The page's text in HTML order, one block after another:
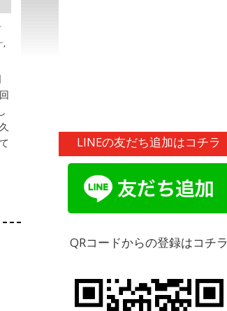
,
LINEの友だち追加はコチラ
QRコードからの登録はコチラ